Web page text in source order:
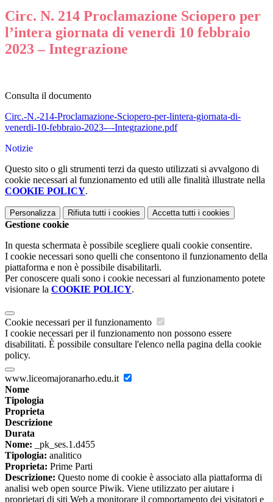
Circ. N. 214 Proclamazione Sciopero per
l’intera giornata di venerdì 10 febbraio
2023 – Integrazione
Consulta il documento
Circ.-N.-214-Proclamazione-Sciopero-per-lintera-giornata-di-
venerdi-10-febbraio-2023-–-Integrazione.pdf
Notizie
Questo sito o gli strumenti terzi da questo utilizzati si avvalgono di
cookie necessari al funzionamento ed utili alle finalità illustrate nella
COOKIE POLICY.
Personalizza Rifiuta tutti i cookies Accetta tutti i cookies
Gestione cookie
In questa schermata è possibile scegliere quali cookie consentire.
I cookie necessari sono quelli che consentono il funzionamento della
piattaforma e non è possibile disabilitarli.
Per conoscere quali sono i cookie necessari al funzionamento potete
visionare la COOKIE POLICY.
Cookie necessari per il funzionamento
I cookie necessari per il funzionamento non possono essere
disabilitati. È possibile consultare l'elenco nella pagina della cookie
policy.
www.liceomajoranarho.edu.it
Nome
Tipologia
Proprieta
Descrizione
Durata
Nome: _pk_ses.1.d455
Tipologia: analitico
Proprieta: Prime Parti
Descrizione: Questo nome di cookie è associato alla piattaforma di
analisi web open source Piwik. Viene utilizzato per aiutare i
proprietari di siti Web a monitorare il comportamento dei visitatori e